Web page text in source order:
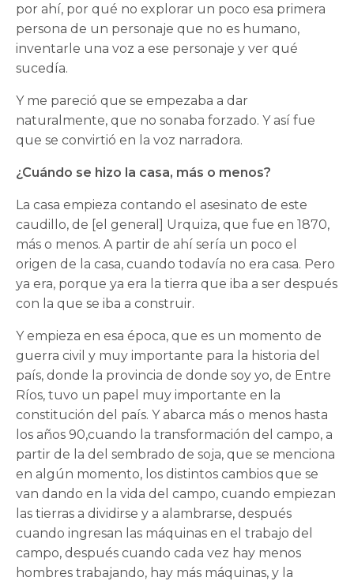
por ahí, por qué no explorar un poco esa primera
persona de un personaje que no es humano,
inventarle una voz a ese personaje y ver qué
sucedía.
Y me pareció que se empezaba a dar
naturalmente, que no sonaba forzado. Y así fue
que se convirtió en la voz narradora.
¿Cuándo se hizo la casa, más o menos?
La casa empieza contando el asesinato de este
caudillo, de [el general] Urquiza, que fue en 1870,
más o menos. A partir de ahí sería un poco el
origen de la casa, cuando todavía no era casa. Pero
ya era, porque ya era la tierra que iba a ser después
con la que se iba a construir.
Y empieza en esa época, que es un momento de
guerra civil y muy importante para la historia del
país, donde la provincia de donde soy yo, de Entre
Ríos, tuvo un papel muy importante en la
constitución del país. Y abarca más o menos hasta
los años 90,cuando la transformación del campo, a
partir de la del sembrado de soja, que se menciona
en algún momento, los distintos cambios que se
van dando en la vida del campo, cuando empiezan
las tierras a dividirse y a alambrarse, después
cuando ingresan las máquinas en el trabajo del
campo, después cuando cada vez hay menos
hombres trabajando, hay más máquinas, y la